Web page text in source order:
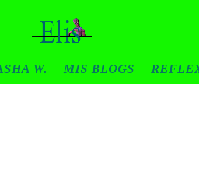
W. MIS BLOGS